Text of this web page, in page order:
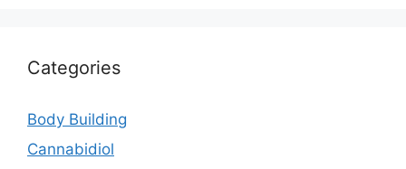
Categories
Body Building
Cannabidiol